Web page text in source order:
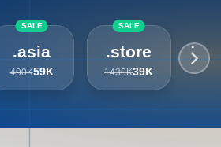
SALE
.asia
490K59K
SALE
.store
1430K39K